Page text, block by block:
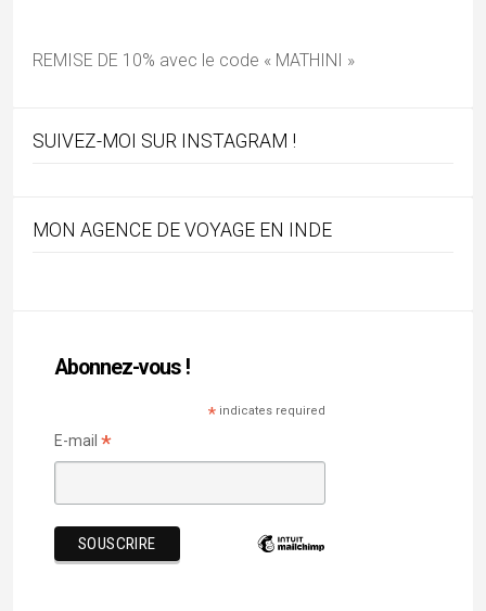
REMISE DE 10% avec le code « MATHINI »
SUIVEZ-MOI SUR INSTAGRAM !
MON AGENCE DE VOYAGE EN INDE
Abonnez-vous !
*indicates required
E-mail *